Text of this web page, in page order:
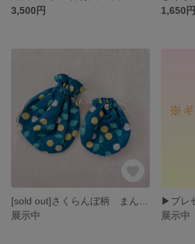
3,500円
1,650円
展示中
展示中